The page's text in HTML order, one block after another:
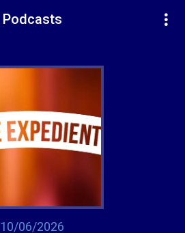
Podcasts
10/06/2026